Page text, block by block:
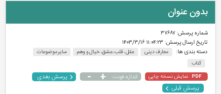
بدون عنوان
شماره پرسش:۳۷۶۸۷
تاریخ ارسال پرسش: ۱۱:۰۴:۲۳ ۱۴۰۳/۳/۱۶
دسته بندی ها:
معارف دینی عقل ، قلب ،عشق، خیال و وهم
سایر موضوعات
کتاب
PDF نمایش نسخه چاپی اندازه فونت: +
-
پرسش بعدی
پرسش قبلی